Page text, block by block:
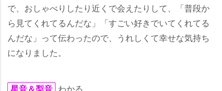
で、おしゃべりしたり近くで会えたりして、「普段か
ら見てくれてるんだな」「すごい好きでいてくれてる
んだな」って伝わったので、うれしくて幸せな気持ち
になりました。
星音＆梨音 わかる。